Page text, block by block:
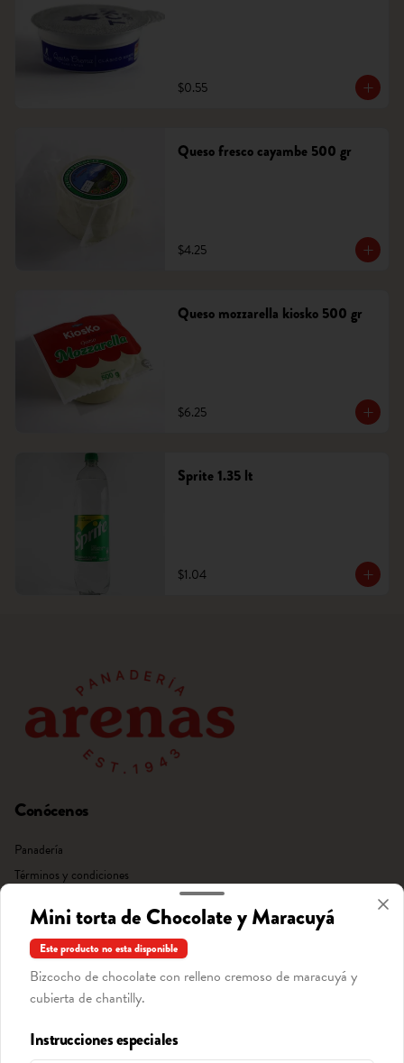
$0.55
Queso fresco cayambe 500 gr
$4.25
Queso mozzarella kiosko 500 gr
$6.25
Sprite 1.35 lt
$1.04
Conócenos
Panadería
Términos y condiciones
Redes sociales
Instagram
Facebook
Mi cuenta
Mini torta de Chocolate y Maracuyá
Este producto no esta disponible
Bizcocho de chocolate con relleno cremoso de maracuyá y
cubierta de chantilly.
Instrucciones especiales